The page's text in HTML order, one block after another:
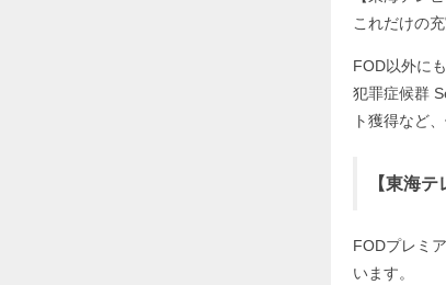
これだけの
FOD以外に
犯罪症候群
ト獲得など
【東海
FODプレミ
います。